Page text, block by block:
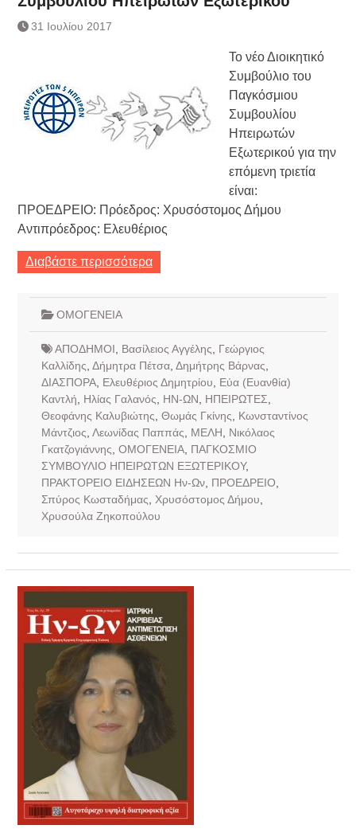
Τράπεζας- ΕΚΤ
Συναλλάγματος &
Τραπεζογραμματίων 7-3-2019
Ημερήσιο Δελτίο Τιμών
Συναλλάγματος &
Τραπεζογραμματίων 4-3-2019
Κάθοδος αγροτών
31 Ιουλίου 2017
Το νέο Διοικητικό
Συμβούλιο του
Παγκόσμιου
Συμβουλίου
Ηπειρωτών
Εξωτερικού για την
επόμενη τριετία
είναι:
ΠΡΟΕΔΡΕΙΟ: Πρόεδρος: Χρυσόστομος Δήμου
Αντιπρόεδρος: Ελευθέριος
Διαβάστε περισσότερα
ΟΜΟΓΕΝΕΙΑ
ΑΠΟΔΗΜΟΙ Βασίλειος Αγγέλης
Γεώργιος
Καλλίδης Δήμητρα Πέτσα, Δημήτρης Βάρνας
ΔΙΑΣΠΟΡΑ, Ελευθέριος Δημητρίου
Εύα (Ευανθία)
Καντλή
Ηλίας Γαλανός ΗΝ-ΩΝ ΗΠΕΙΡΩΤΕΣ
Θεοφάνης Καλυβιώτης Θωμάς Γκίνης
Κωνσταντίνος
Μάντζιος Λεωνίδας Παππάς ΜΕΛΗ
Νικόλαος
Γκατζογιάννης ΟΜΟΓΕΝΕΙΑ, ΠΑΓΚΟΣΜΙΟ
ΣΥΜΒΟΥΛΙΟ ΗΠΕΙΡΩΤΩΝ ΕΞΩΤΕΡΙΚΟΥ,
ΠΡΑΚΤΟΡΕΙΟ ΕΙΔΗΣΕΩΝ Ην-Ων, ΠΡΟΕΔΡΕΙΟ
Σπύρος Κωσταδήμας
Χρυσόστομος Δήμου
Χρυσούλα Ζηκοπούλου